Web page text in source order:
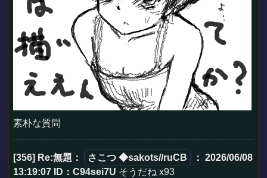
素朴な質問
[356] Re:無題 ： さこつ ◆sakots//ruCB
： 2026/06/08
13:19:07
ID：C94sei7U そうだね x93